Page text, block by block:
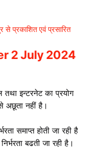
प्रकाशित एवं प्रसारित
2 July 2024
तथा इन्टरनेट का प्रयोग
अछूता नहीं है।
समाप्त होती जा रही है
बढती जा रही है।